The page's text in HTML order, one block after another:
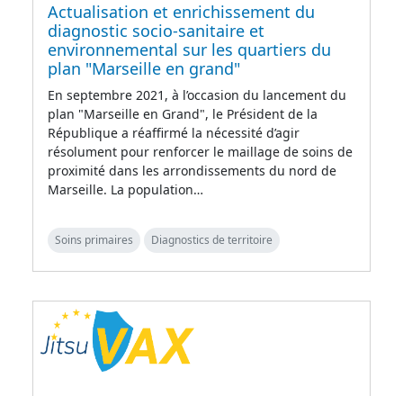
Actualisation et enrichissement du
diagnostic socio-sanitaire et
environnemental sur les quartiers du
plan "Marseille en grand"
En septembre 2021, à l’occasion du lancement du
plan "Marseille en Grand", le Président de la
République a réaffirmé la nécessité d’agir
résolument pour renforcer le maillage de soins de
proximité dans les arrondissements du nord de
Marseille. La population…
Soins primaires Diagnostics de territoire